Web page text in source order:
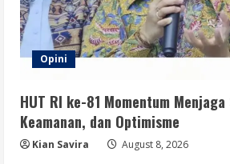
Opini
HUT RI ke-81 Momentum
Keamanan, dan Optimisme
Kian Savira August 8, 2026